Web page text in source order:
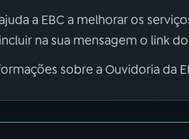
a EBC a melhorar os
na sua mensagem o link
sobre a Ouvidoria da